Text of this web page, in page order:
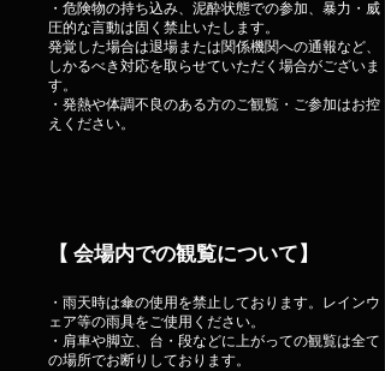
・危険物の持ち込み、泥酔状態での参加、暴力・威
圧的な言動は固く禁止いたします。
発覚した場合は退場または関係機関への通報など、
しかるべき対応を取らせていただく場合がございま
す。
・発熱や体調不良のある方のご観覧・ご参加はお控
えください。
【 会場内での観覧について】
・雨天時は傘の使用を禁止しております。レインウ
ェア等の雨具をご使用ください。
・肩車や脚立、台・段などに上がっての観覧は全て
の場所でお断りしております。